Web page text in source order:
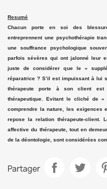
Resumé
Chacun porte en soi des
entreprennent une psychothérapie
une souffrance psychologique
parfois sévères qui ont jalonné leur
juste de considérer que le «
réparatrice ? S’il est impuissant à lui
thérapeute porte à son client
thérapeutique. Evitant le cliché de «
comprendre la nature, les exigences
repose la relation thérapeute-client.
affective du thérapeute, tout en
de la déontologie, sont considérées
Partager